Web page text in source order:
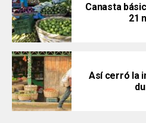
Canasta
21
Así cerró la